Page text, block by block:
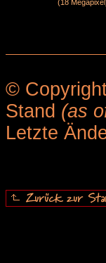
(18
©
Stand (as
Letzte